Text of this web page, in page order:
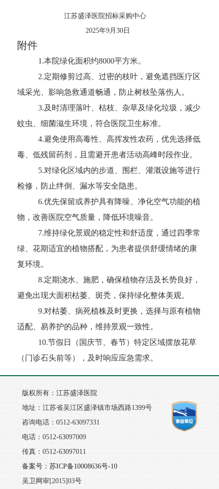
江苏盛泽医院招标采购中心
2025年9月30日
附件
1.本院绿化面积约8000平方米。
2.定期修剪过高、过密的枝叶，避免遮挡医疗区
域采光、影响急救通道畅通，防止树枝坠落伤人。
3.及时清理落叶、枯枝、杂草及绿化垃圾，减少
蚊虫、细菌滋生环境，符合医院卫生标准。
4.避免使用高毒性、高挥发性农药，优先选择低
毒、低残留药剂，且需避开患者活动高峰时段作业。
5.对绿化区域内的步道、围栏、灌溉设施等进行
检修，防止绊倒、漏水等安全隐患。
6.优先保留或养护具有降噪、净化空气功能的植
物，改善医院空气质量，降低环境噪音。
7.维持绿化景观的稳定性和舒适度，通过四季常
绿、花期适宜的植物搭配，为患者提供舒缓情绪的康
复环境。
8.定期浇水、施肥，确保植物存活及长势良好，
避免出现大面积枯萎、斑秃，保持绿化整体美观。
9.对枯萎、病死植株及时更换，选择与原有植物
适配、易养护的品种，维持景观一致性。
10.节假日（国庆节、春节）特定区域摆放花草
（门诊石头前等），及时响应应急需求。
版权所有：江苏盛泽医院
地址：江苏省吴江区盛泽镇市场西路1399号
咨询电话：0512-63097331
电话：0512-63097009
传真：0512-63097011
备案号：苏ICP备10008636号-10
吴卫网审[2015]03号